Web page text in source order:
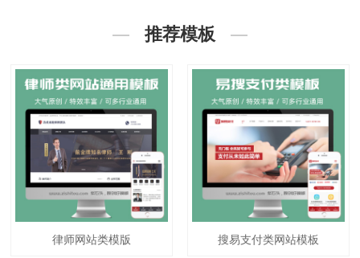
推荐模板
律师网站类模版 搜易支付类网站模板